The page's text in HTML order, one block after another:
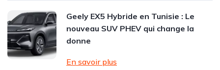
Geely EX5 Hybride en Tunisie : Le
nouveau SUV PHEV qui change la
donne
En savoir plus